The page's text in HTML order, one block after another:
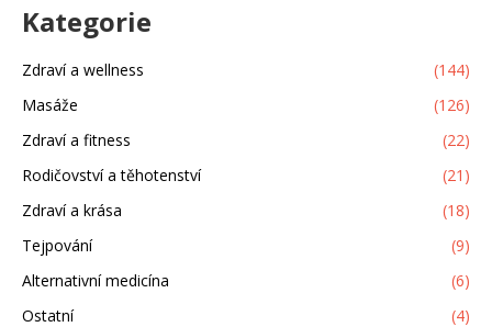
stres a napětí. Připravil jsem pro vás příspěvek, kde se dozvíte
více o tom, jak může těhotenská masáž pomoci. Už se těším
na vaše reakce a komentáře!
Kategorie
Zdraví a wellness
(144)
Masáže
(126)
Zdraví a fitness
(22)
Rodičovství a těhotenství
(21)
Zdraví a krása
(18)
Tejpování
(9)
Alternativní medicína
(6)
Ostatní
(4)